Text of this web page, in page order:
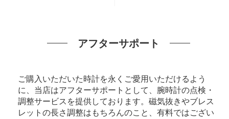
アフターサポート
ご購入いただいた時計を永くご愛用いただけるよう
に、当店はアフターサポートとして、腕時計の点検・
調整サービスを提供しております。磁気抜きやブレス
レットの長さ調整はもちろんのこと、有料ではござい